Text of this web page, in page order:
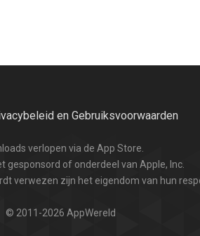
en Gebruiksvoorwaarden
verlopen via de App Store.
gesponsord of onderdeel van Apple, Inc.
verwezen zijn het eigendom van hun
© 2011-2026 AppWereld